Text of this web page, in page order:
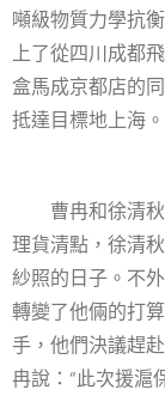
噸級物質力學抗
上了從四川成都
盒馬成京都店的
抵達目標地上海。
曹冉和徐清秋
理貨清點，徐清
紗照的日子。不
轉變了他倆的打
手，他們決議趕
冉說：“此次援滬